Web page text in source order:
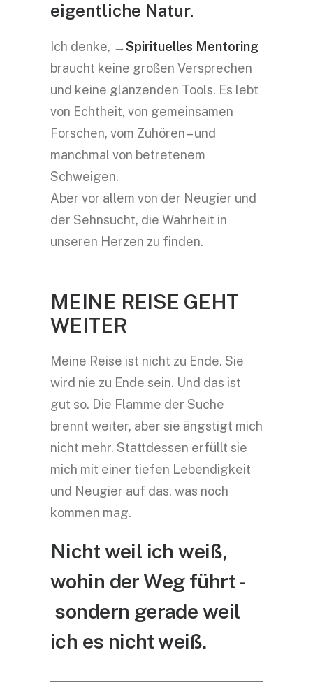
eigentliche Natur.
Ich denke, →Spirituelles Mentoring
braucht keine großen Versprechen
und keine glänzenden Tools. Es lebt
von Echtheit, von gemeinsamen
Forschen, vom Zuhören – und
manchmal von betretenem
Schweigen.
Aber vor allem von der Neugier und
der Sehnsucht, die Wahrheit in
unseren Herzen zu finden.
MEINE REISE GEHT
WEITER
Meine Reise ist nicht zu Ende. Sie
wird nie zu Ende sein. Und das ist
gut so. Die Flamme der Suche
brennt weiter, aber sie ängstigt mich
nicht mehr. Stattdessen erfüllt sie
mich mit einer tiefen Lebendigkeit
und Neugier auf das, was noch
kommen mag.
Nicht weil ich weiß,
wohin der Weg führt -
sondern gerade weil
ich es nicht weiß.